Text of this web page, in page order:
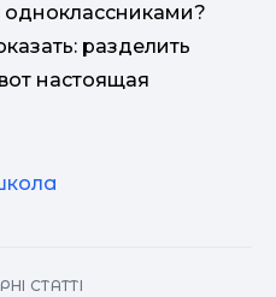
одноклассниками?
разделить
настоящая
СТАТТІ